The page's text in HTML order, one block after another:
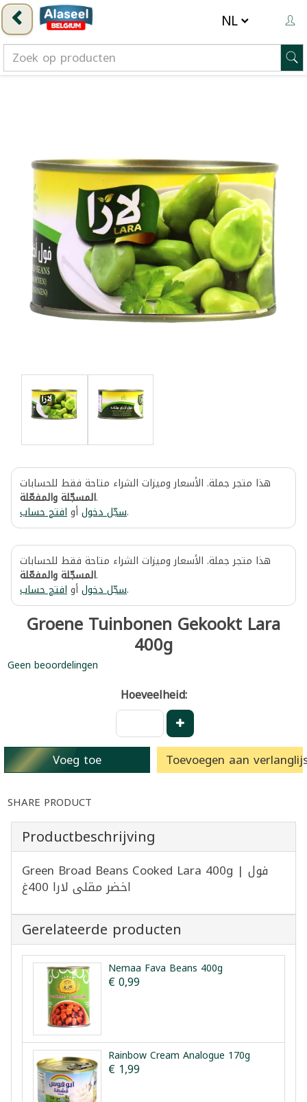
هذا متجر جملة. الأسعار وميزات الشراء متاحة فقط للحسابات
المسجّلة والمفعّلة.
سجّل دخولأوافتح حساب .
هذا متجر جملة. الأسعار وميزات الشراء متاحة فقط للحسابات
المسجّلة والمفعّلة.
سجّل دخولأوافتح حساب .
Groene Tuinbonen Gekookt Lara
400g
Geen beoordelingen
Hoeveelheid:
Voeg toe Toevoegen aan
SHARE PRODUCT
Productbeschrijving
Green Broad Beans Cooked Lara 400g | فول
اخضر مقلى لارا 400غ
Gerelateerde producten
Nemaa Fava Beans 400g
€ 0,99
Rainbow Cream Analogue 170g
€ 1,99